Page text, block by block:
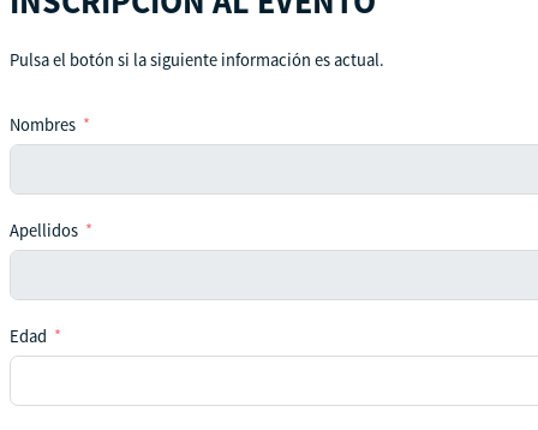
Pulsa el botón si la siguiente información es actual.
Nombres
Apellidos
Edad